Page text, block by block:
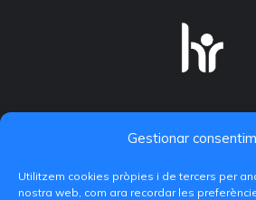
Gestionar
Utilitzem cookies pròpies i de tercers per
nostra web, com ara recordar les